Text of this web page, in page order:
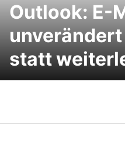
Outlook: E-
statt